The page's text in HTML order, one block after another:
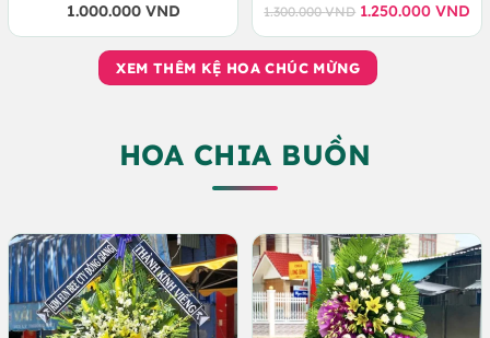
1.000.000 VND 1.300.000VND Giá
gốc
là:
1.250.000 VND
Giá
hiện
tại
1.250.000 VND.
XEM THÊM KỆ HOA CHÚC MỪNG
HOA CHIA BUỒN